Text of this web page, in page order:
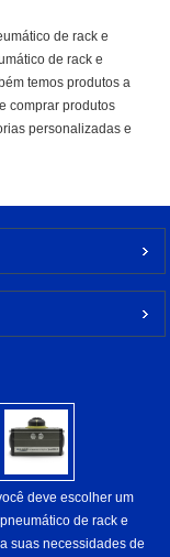
de rack e
de rack e
temos produtos a
comprar produtos
personalizadas e
deve escolher um
de rack e
suas necessidades de